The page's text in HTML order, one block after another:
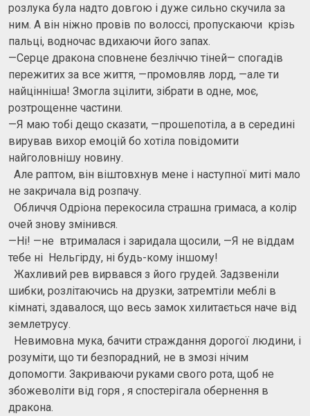
розлука була надто довгою і дуже сильно скучила за
ним. А він ніжно провів по волоссі, пропускаючи крізь
пальці, водночас вдихаючи його запах.
—Серце дракона сповнене безліччю тіней— спогадів
пережитих за все життя, —промовляв лорд, —але ти
найцінніша! Змогла зцілити, зібрати в одне, моє,
розтрощенне частини.
—Я маю тобі дещо сказати, —прошепотіла, а в середині
вирував вихор емоцій бо хотіла повідомити
найголовнішу новину.
Але раптом, він віштовхнув мене і наступної миті мало
не закричала від розпачу.
Обличчя Одріона перекосила страшна гримаса, а колір
очей знову змінився.
—Ні! —не втрималася і заридала щосили, —Я не віддам
тебе ні Нельгірду, ні будь-кому іншому!
Жахливий рев вирвався з його грудей. Задзвеніли
шибки, розлітаючись на друзки, затремтіли меблі в
кімнаті, здавалося, що весь замок хилитається наче від
землетрусу.
Невимовна мука, бачити страждання дорогої людини, і
розуміти, що ти безпорадний, не в змозі нічим
допомогти. Закриваючи руками свого рота, щоб не
збожеволіти від горя , я спостерігала обернення в
дракона.